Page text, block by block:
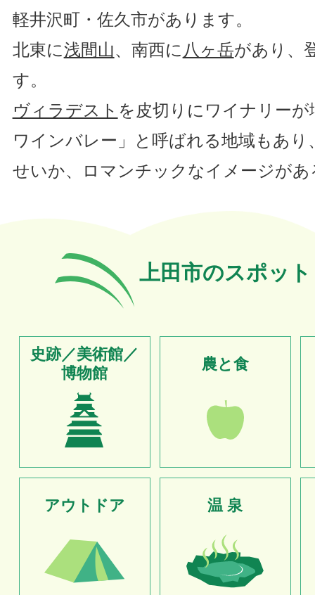
軽井沢町・佐久市があります。
北東に浅間山、南西に 八ヶ岳があり、
す。
ヴィラデスト を皮切りにワイナリーが
ワインバレー」と呼ばれる地域もあり
せいか、ロマンチックなイメージが
上田市のスポット
史跡／美術館／
博物館
農と食
アウトドア 温 泉